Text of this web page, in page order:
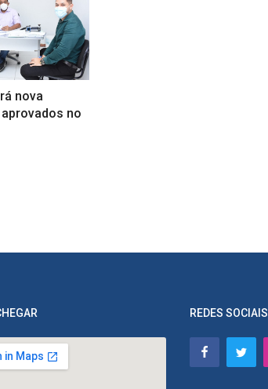
nova
no
REDES SOCIAIS